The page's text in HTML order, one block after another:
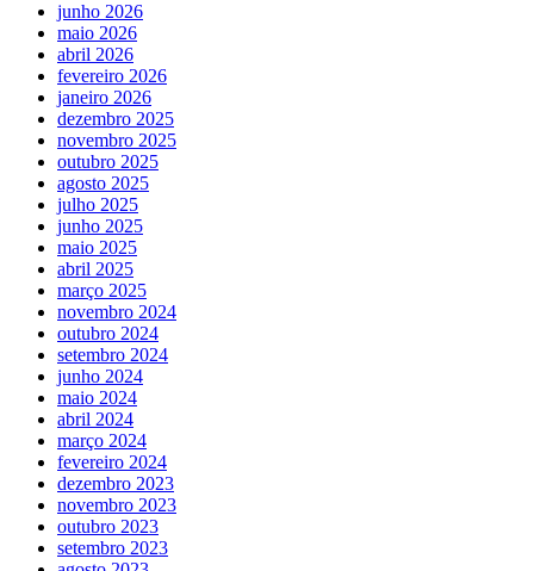
junho 2026
maio 2026
abril 2026
fevereiro 2026
janeiro 2026
dezembro 2025
novembro 2025
outubro 2025
agosto 2025
julho 2025
junho 2025
maio 2025
abril 2025
março 2025
novembro 2024
outubro 2024
setembro 2024
junho 2024
maio 2024
abril 2024
março 2024
fevereiro 2024
dezembro 2023
novembro 2023
outubro 2023
setembro 2023